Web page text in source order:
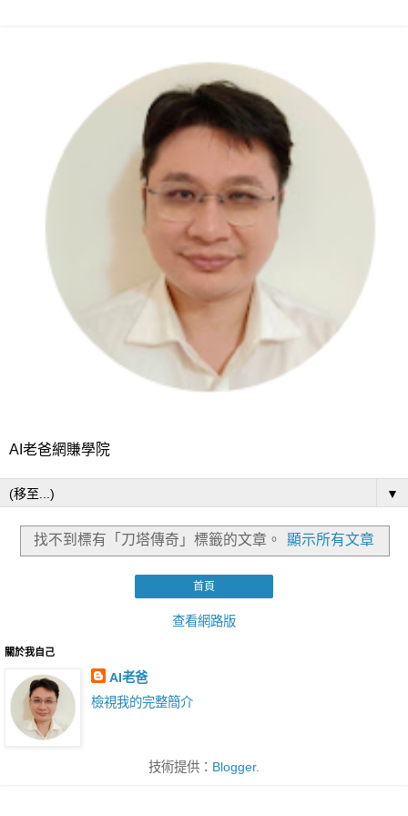
AI老爸網賺學院
▼
找不到標有「刀塔傳奇」 標籤的文章。 顯示所有文章
首頁
查看網路版
關於我自己
AI老爸
檢視我的完整簡介
技術提供： Blogger.